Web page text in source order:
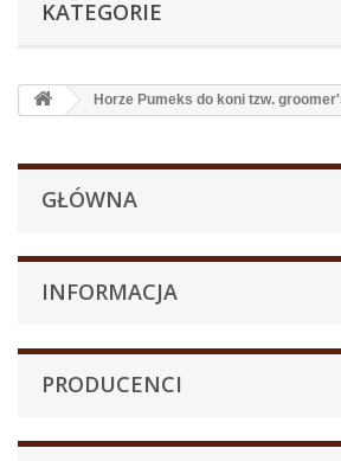
KATEGORIE
Horze Pumeks do koni tzw.
GŁÓWNA
INFORMACJA
PRODUCENCI